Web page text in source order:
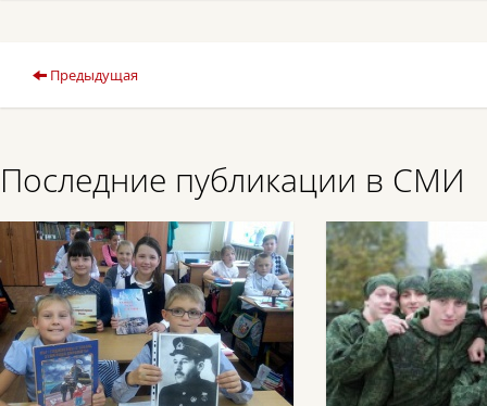
Предыдущая
Последние публикации в СМИ